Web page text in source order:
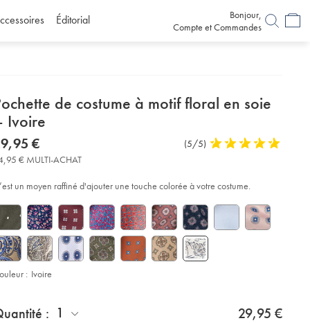
Éditorial
Bonjour,
Compte et Commandes
de costume à motif floral en soie
Ivoire
www.charlestyrwhitt.com/fr/pochette-
TIP0335VRY.html?
€
Commentaires
(5/5) 5
5
stars
€ MULTI-ACHAT
un moyen raffiné d'ajouter une touche colorée à votre costume.
: Ivoire
: 1 29,95 €